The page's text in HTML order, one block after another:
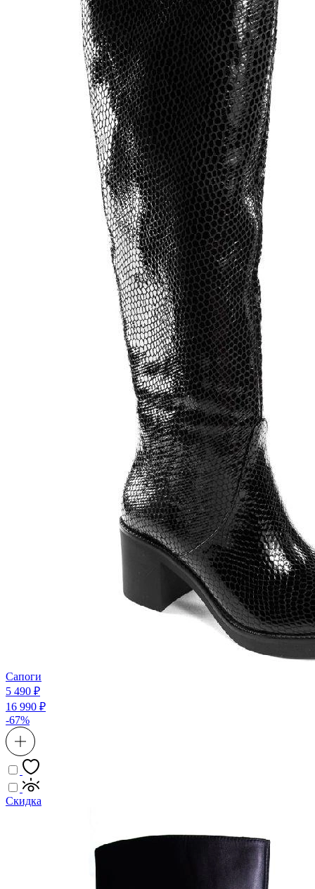
Сапоги
5 490 ₽
16 990 ₽
-67%
Скидка